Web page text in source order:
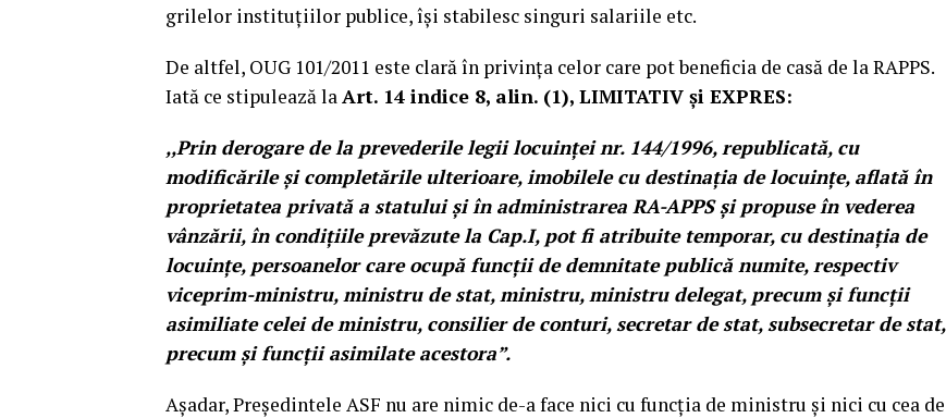
grilelor instituţiilor publice, îşi stabilesc singuri salariile etc.
De altfel, OUG 101/2011 este clară în privinţa celor care pot beneficia de casă de la RAPPS.
Iată ce stipulează laArt. 14 indice 8, alin. (1), LIMITATIV şi EXPRES:
,,Prin derogare de la prevederile legii locuinţei nr. 144/1996, republicată, cu
modificările şi completările ulterioare, imobilele cu destinaţia de locuinţe, aflată în
proprietatea privată a statului şi în administrarea RA-APPS şi propuse în vederea
vânzării, în condiţiile prevăzute la Cap.I, pot fi atribuite temporar, cu destinaţia de
locuinţe, persoanelor care ocupă funcţii de demnitate publică numite, respectiv
viceprim-ministru, ministru de stat, ministru, ministru delegat, precum şi funcţii
asimiliate celei de ministru, consilier de conturi, secretar de stat, subsecretar de stat,
precum şi funcţii asimilate acestora”.
Aşadar, Preşedintele ASF nu are nimic de-a face nici cu funcţia de ministru şi nici cu cea de